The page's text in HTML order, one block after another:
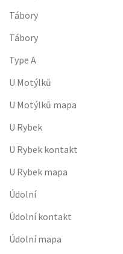
Tábory
Tábory
Type A
U Motýlků
U Motýlků mapa
U Rybek
U Rybek kontakt
U Rybek mapa
Údolní
Údolní kontakt
Údolní mapa